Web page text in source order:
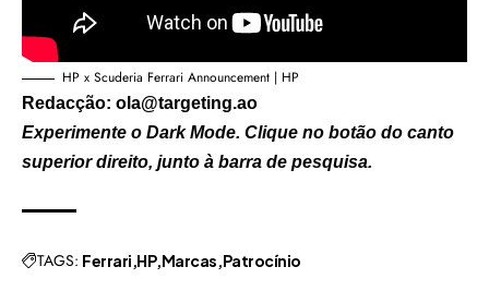
HP x Scuderia Ferrari Announcement | HP
Redacção: ola@targeting.ao
Experimente o Dark Mode. Clique no botão do canto
superior direito, junto à barra de pesquisa.
TAGS: Ferrari HP Marcas Patrocínio